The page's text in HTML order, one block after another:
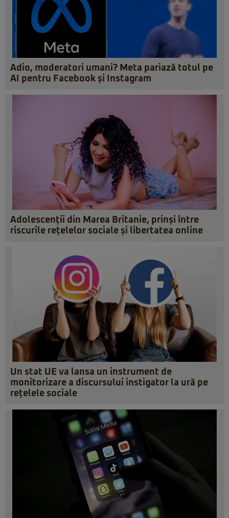
Adio, moderatori umani? Meta pariază totul pe
AI pentru Facebook și Instagram
Adolescenții din Marea Britanie, prinși între
riscurile rețelelor sociale și libertatea online
Un stat UE va lansa un instrument de
monitorizare a discursului instigator la ură pe
rețelele sociale